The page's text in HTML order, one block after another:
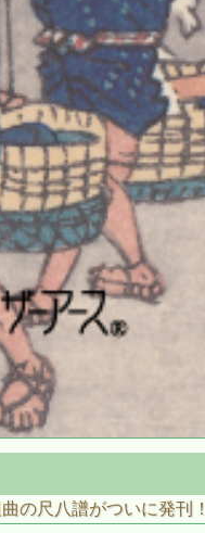
の尺八譜がついに発刊！